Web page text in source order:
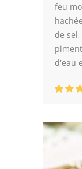
feu
de
d'eau